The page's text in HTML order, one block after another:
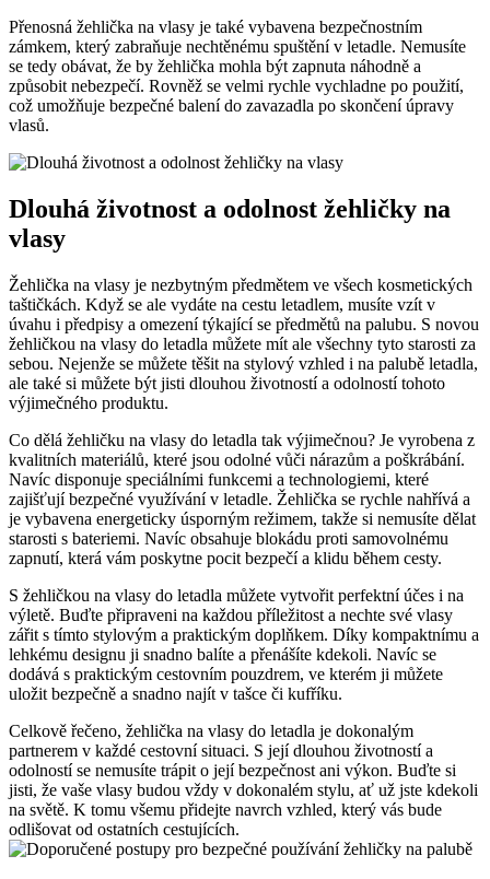
Přenosná žehlička na vlasy je také vybavena bezpečnostním
zámkem, který zabraňuje nechtěnému spuštění v letadle. Nemusíte
se tedy obávat, že by žehlička mohla být zapnuta náhodně a
způsobit nebezpečí. Rovněž se velmi rychle vychladne po použití,
což umožňuje bezpečné balení do zavazadla po skončení úpravy
vlasů.
Dlouhá životnost a odolnost žehličky na
vlasy
Žehlička na vlasy je nezbytným předmětem ve všech kosmetických
taštičkách. Když se ale vydáte na cestu letadlem, musíte vzít v
úvahu i předpisy a omezení týkající se předmětů na palubu. S novou
žehličkou na vlasy do letadla můžete mít ale všechny tyto starosti za
sebou. Nejenže se můžete těšit na stylový vzhled i na palubě letadla,
ale také si můžete být jisti dlouhou životností a odolností tohoto
výjimečného produktu.
Co dělá žehličku na vlasy do letadla tak výjimečnou? Je vyrobena z
kvalitních materiálů, které jsou odolné vůči nárazům a poškrábání.
Navíc disponuje speciálními funkcemi a technologiemi, které
zajišťují bezpečné využívání v letadle. Žehlička se rychle nahřívá a
je vybavena energeticky úsporným režimem, takže si nemusíte dělat
starosti s bateriemi. Navíc obsahuje blokádu proti samovolnému
zapnutí, která vám poskytne pocit bezpečí a klidu během cesty.
S žehličkou na vlasy do letadla můžete vytvořit perfektní účes i na
výletě. Buďte připraveni na každou příležitost a nechte své vlasy
zářit s tímto stylovým a praktickým doplňkem. Díky kompaktnímu a
lehkému designu ji snadno balíte a přenášíte kdekoli. Navíc se
dodává s praktickým cestovním pouzdrem, ve kterém ji můžete
uložit bezpečně a snadno najít v tašce či kufříku.
Celkově řečeno, žehlička na vlasy do letadla je dokonalým
partnerem v každé cestovní situaci. S její dlouhou životností a
odolností se nemusíte trápit o její bezpečnost ani výkon. Buďte si
jisti, že vaše vlasy budou vždy v dokonalém stylu, ať už jste kdekoli
na světě. K tomu všemu přidejte navrch vzhled, který vás bude
odlišovat od ostatních cestujících.